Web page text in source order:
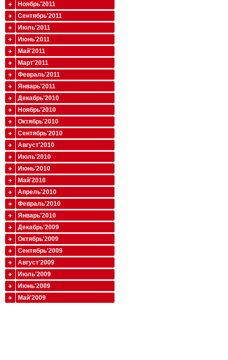
Ноябрь'2011
Сентябрь'2011
Июль'2011
Июнь'2011
Май'2011
Март'2011
Февраль'2011
Январь'2011
Декабрь'2010
Ноябрь'2010
Октябрь'2010
Сентябрь'2010
Август'2010
Июль'2010
Июнь'2010
Май'2010
Апрель'2010
Февраль'2010
Январь'2010
Декабрь'2009
Октябрь'2009
Сентябрь'2009
Август'2009
Июль'2009
Июнь'2009
Май'2009